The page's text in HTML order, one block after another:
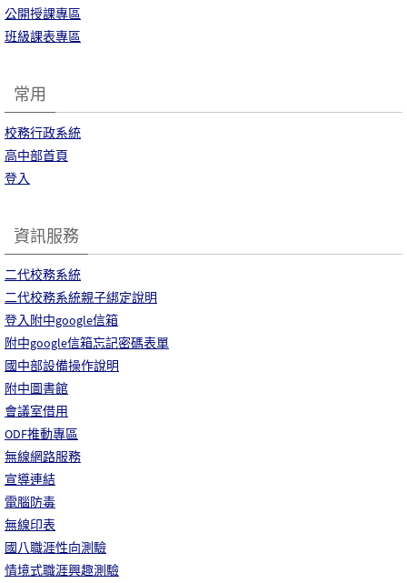
公開授課專區
班級課表專區
常用
校務行政系統
高中部首頁
登入
資訊服務
二代校務系統
二代校務系統親子綁定說明
登入附中google信箱
附中google信箱忘記密碼表單
國中部設備操作說明
附中圖書館
會議室借用
ODF推動專區
無線網路服務
宣導連結
電腦防毒
無線印表
國八職涯性向測驗
情境式職涯興趣測驗